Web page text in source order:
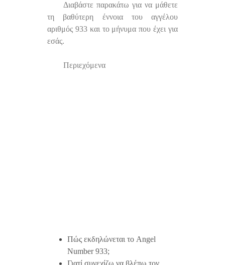
Διαβάστε παρακάτω για να μάθετε
τη βαθύτερη έννοια του αγγέλου
αριθμός 933 και το μήνυμα που έχει για
εσάς.
Περιεχόμενα
Πώς εκδηλώνεται το Angel
Number 933;
Γιατί συνεχίζω να βλέπω τον